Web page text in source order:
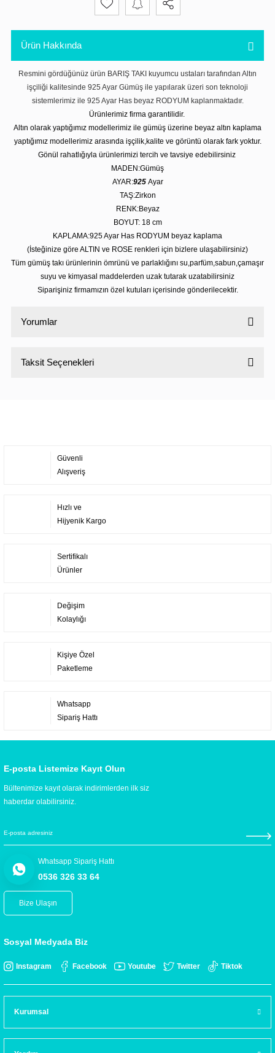
Ürün Hakkında
Resmini gördüğünüz ürün BARIŞ TAKI kuyumcu ustaları tarafından Altın
işçiliği kalitesinde 925 Ayar Gümüş ile yapılarak üzeri son teknoloji
sistemlerimiz ile 925 Ayar Has beyaz RODYUM kaplanmaktadır.
Ürünlerimiz firma garantilidir.
Altın olarak yaptığımız modellerimiz ile gümüş üzerine beyaz altın kaplama
yaptığımız modellerimiz arasında işçilik,kalite ve görüntü olarak fark yoktur.
Gönül rahatlığıyla ürünlerimizi tercih ve tavsiye edebilirsiniz
MADEN:Gümüş
AYAR:925 Ayar
TAŞ:Zirkon
RENK:Beyaz
BOYUT: 18 cm
KAPLAMA:925 Ayar Has RODYUM beyaz kaplama
(İsteğinize göre ALTIN ve ROSE renkleri için bizlere ulaşabilirsiniz)
Tüm gümüş takı ürünlerinin ömrünü ve parlaklığını su,parfüm,sabun,çamaşır
suyu ve kimyasal maddelerden uzak tutarak uzatabilirsiniz
Siparişiniz firmamızın özel kutuları içerisinde gönderilecektir.
Yorumlar
Taksit Seçenekleri
Güvenli
Alışveriş
Hızlı ve
Hijyenik Kargo
Sertifikalı
Ürünler
Değişim
Kolaylığı
Kişiye Özel
Paketleme
Whatsapp
Sipariş Hattı
E-posta Listemize Kayıt Olun
Bültenimize kayıt olarak indirimlerden ilk siz
haberdar olabilirsiniz.
Whatsapp Sipariş Hattı
0536 326 33 64
Bize Ulaşın
Sosyal Medyada Biz
Instagram Facebook Youtube Twitter Tiktok
Kurumsal